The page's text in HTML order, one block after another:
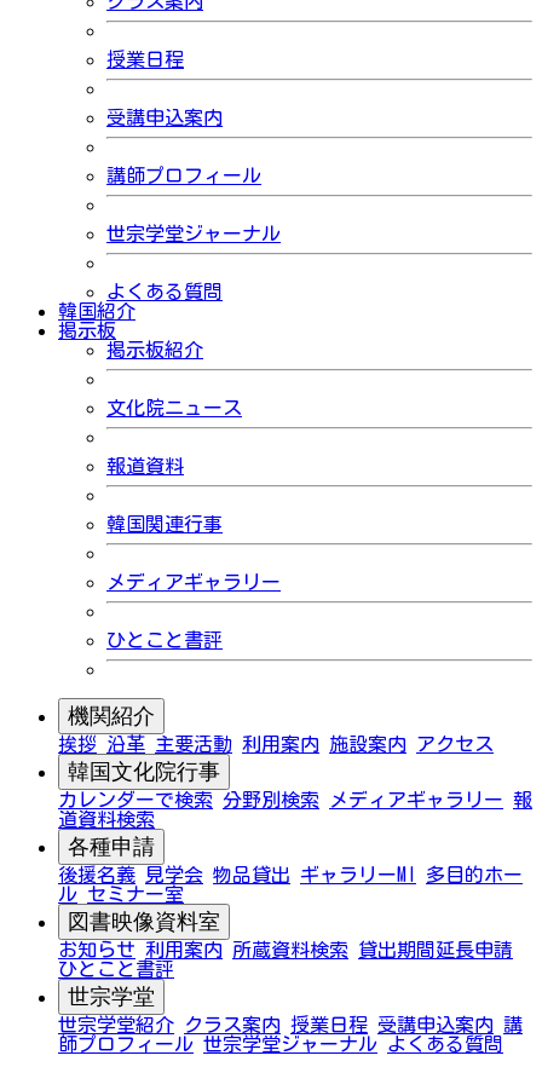
授業日程
受講申込案内
講師プロフィール
世宗学堂ジャーナル
よくある質問
韓国紹介
掲示板
掲示板紹介
文化院ニュース
報道資料
韓国関連行事
メディアギャラリー
ひとこと書評
機関紹介
挨拶 沿革 主要活動 利用案内 施設案内 アクセス
韓国文化院行事
カレンダーで検索 分野別検索 メディアギャラリー 報
道資料検索
各種申請
後援名義 見学会 物品貸出 ギャラリーMI
多目的ホー
ル セミナー室
図書映像資料室
お知らせ 利用案内 所蔵資料検索
貸出期間延長申請
ひとこと書評
世宗学堂
世宗学堂紹介 クラス案内 授業日程 受講申込案内 講
師プロフィール 世宗学堂ジャーナル よくある質問